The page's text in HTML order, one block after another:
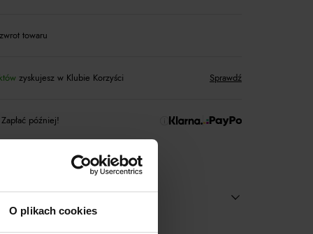
O plikach cookies
towaru
zyskujesz w Klubie Korzyści Sprawdź
później!